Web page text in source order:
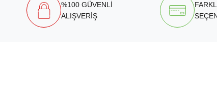
%100 GÜVENLİ
ALIŞVERİŞ